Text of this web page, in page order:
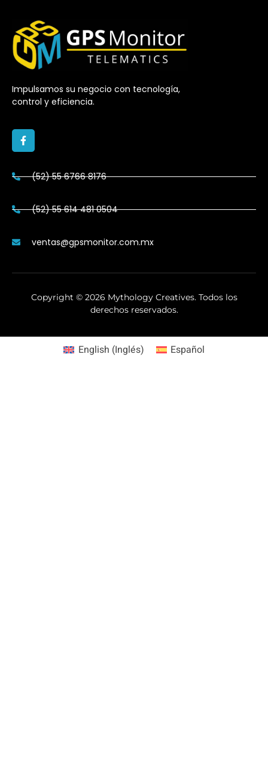
Impulsamos su negocio con tecnología,
control y eficiencia.
(52) 55 6766 8176
(52) 55 614 481 0504
ventas@gpsmonitor.com.mx
Copyright © 2026 Mythology Creatives. Todos los
derechos reservados.
English (Inglés) Español